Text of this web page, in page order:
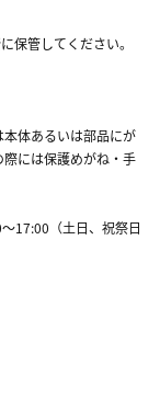
保管してください。
体あるいは部品にが
には保護めがね・手
17:00（土日、祝祭日